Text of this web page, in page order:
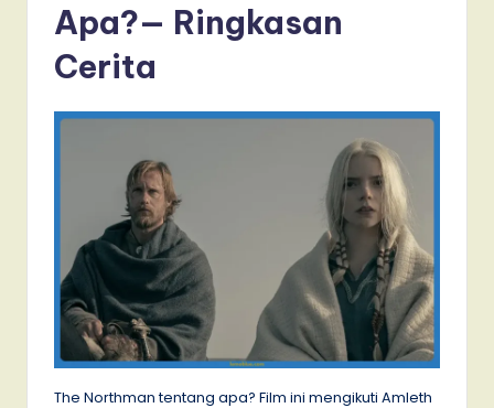
Apa?— Ringkasan
Cerita
The Northman tentang apa? Film ini mengikuti Amleth